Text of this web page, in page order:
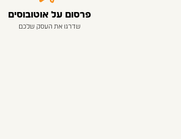
פרסום על אוטובוסים
שדרגו את העסק שלכם